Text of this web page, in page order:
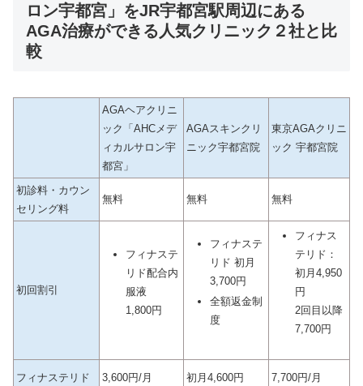
ロン宇都宮」をJR宇都宮駅周辺にある
AGA治療ができる人気クリニック２社と比
較
AGAヘアクリニ
ック「AHCメデ
ィカルサロン宇
都宮」
AGAスキンクリ
ニック宇都宮院
東京AGAクリニ
ック 宇都宮院
初診料・カウン
セリング料
無料 無料 無料
初回割引
フィナステ
リド配合内
服液
1,800円
フィナステ
リド 初月
3,700円
全額返金制
度
フィナス
テリド：
初月4,950
円
2回目以降
7,700円
フィナステリド 3,600円/月 初月4,600円 7,700円/月